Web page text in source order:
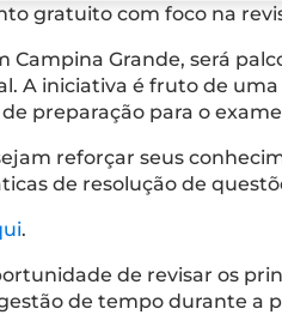
gratuito com foco na
Campina Grande, será
A iniciativa é fruto de
preparação para o
reforçar seus
de resolução de
.
de revisar os
de tempo durante a